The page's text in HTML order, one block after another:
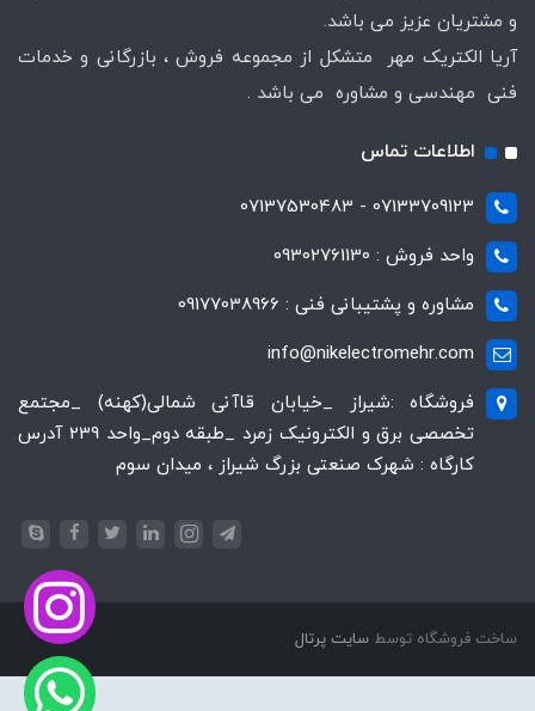
و مشتریان عزیز می باشد.
آریا الکتریک مهر متشکل از مجموعه فروش ، بازرگانی و خدمات
فنی مهندسی و مشاوره می باشد .
اطلاعات تماس
07133709123 - 07137530483
واحد فروش : 09302761130
مشاوره و پشتیبانی فنی : 09177038966
info@nikelectromehr.com
فروشگاه :شیراز _خیابان قاآنی شمالی(کهنه) _مجتمع
تخصصی برق و الکترونیک زمرد _طبقه دوم_واحد 239 آدرس
کارگاه : شهرک صنعتی بزرگ شیراز ، میدان سوم
ساخت فروشگاه توسط سایت پرتال